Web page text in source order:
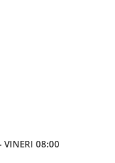
VINERI 08:00